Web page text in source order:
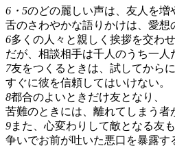
6・5のどの麗しい声は、友人を増
舌のさわやかな語りかけは、愛想
6多くの人々と親しく挨拶を交わせ
だが、相談相手は千人のうち一人
7友をつくるときは、試してからに
すぐに彼を信頼してはいけない。
8都合のよいときだけ友となり、
苦難のときには、離れてしまう者
9また、心変わりして敵となる友も
争いでお前が吐いた悪口を暴露す